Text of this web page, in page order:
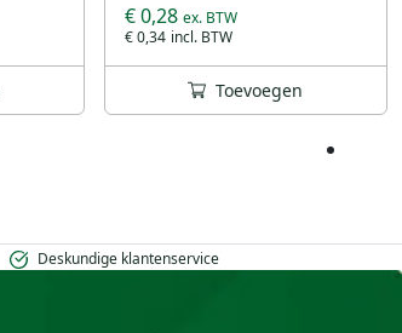
€ 0,34
€ 0,28
Toevoegen
Deskundige klantenservice